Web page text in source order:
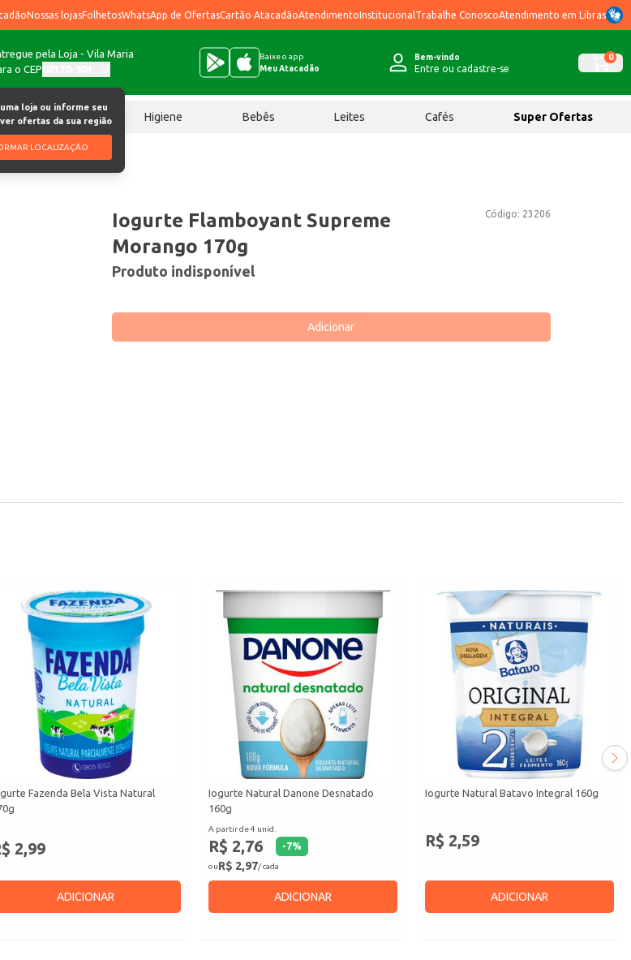
Nossas lojasFolhetosWhatsApp de OfertasCartão AtacadãoAtendimentoInstitucional Trabalhe ConoscoAtendimento em Libras
pela Loja - Vila Maria
o CEP
loja ou informe seu
ver ofertas da sua região
LOCALIZAÇÃO
Baixe o app
Meu Atacadão
Bem-vindo
Entre ou cadastre-se
0
Chocolates Higiene Bebês Leites Cafés Super Ofertas
170g
Código: 23206
Iogurte Flamboyant Supreme
Morango 170g
Produto indisponível
Adicionar
Fazenda Bela Vista Natural
2,99
ADICIONAR
Iogurte Natural Danone Desnatado
160g
A partir de 4 unid.
R$ 2,76 -7%
ouR$ 2,97/ cada
ADICIONAR
Iogurte Natural Batavo Integral 160g
R$ 2,59
ADICIONAR